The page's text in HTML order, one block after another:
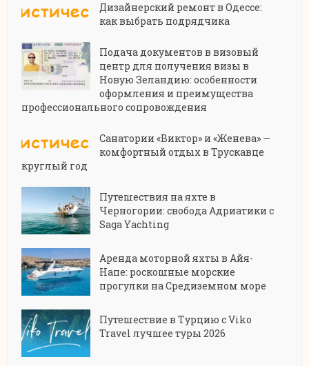
Дизайнерский ремонт в Одессе:
как выбрать подрядчика
Подача документов в визовый
центр для получения визы в
Новую Зеландию: особенности
оформления и преимущества
профессионального сопровождения
Санатории «Виктор» и «Женева» —
комфортный отдых в Трускавце
круглый год
Путешествия на яхте в
Черногории: свобода Адриатики с
Saga Yachting
Аренда моторной яхты в Айя-
Напе: роскошные морские
прогулки на Средиземном море
Путешествие в Турцию с Viko
Travel лучшее туры 2026